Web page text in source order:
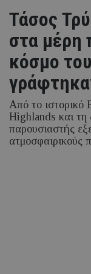
Τάσος
στα μέρη
κόσμο
Από το ιστορικό
Highlands και τη
παρουσιαστής
ατμοσφαιρικούς